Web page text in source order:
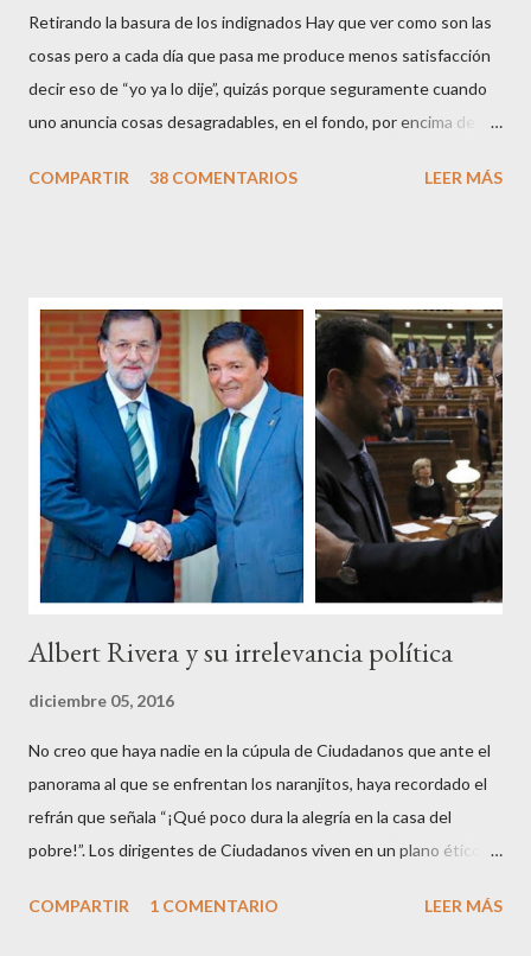
Retirando la basura de los indignados Hay que ver como son las
cosas pero a cada día que pasa me produce menos satisfacción
decir eso de “yo ya lo dije”, quizás porque seguramente cuando
uno anuncia cosas desagradables, en el fondo, por encima de la
Pero francamente estos socialistas son tan transparentes en su
de ciudadanos, la mayoría de los cuales no han pagado jamás un
impuesto, sea por vocación o simplemente por no haber tenido
un trabajo en su vida, decidieron salir a la calle revestidos de la
sagrada túnica de la “indignación ciudadana” y con su actitud
crear una paradoja, se autodenominaban “movimiento 15M” y lo
que hicieron fue apoderarse de una plaza pública y allí sentaron
sus reales, bueno sus reales no,...
COMPARTIR 38 COMENTARIOS LEER MÁS
Albert Rivera y su irrelevancia política
diciembre 05, 2016
No creo que haya nadie en la cúpula de Ciudadanos que ante el
panorama al que se enfrentan los naranjitos, haya recordado el
refrán que señala “¡Qué poco dura la alegría en la casa del
pobre!”. Los dirigentes de Ciudadanos viven en un plano ético
política, inventores de la honestidad y defensores acérrimos de
COMPARTIR 1 COMENTARIO LEER MÁS